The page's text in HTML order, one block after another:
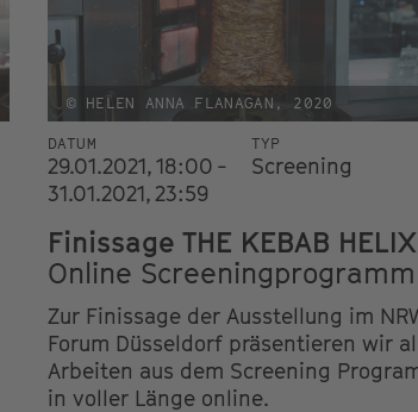
© HELEN ANNA FLANAGAN, 2020
DATUM
29.01.2021, 18:00 -
31.01.2021, 23:59
TYP
Screening
Finissage THE KEBAB HELIX
Online Screeningprogramm
Zur Finissage der Ausstellung im
Forum Düsseldorf präsentieren wir
Arbeiten aus dem Screening
in voller Länge online.